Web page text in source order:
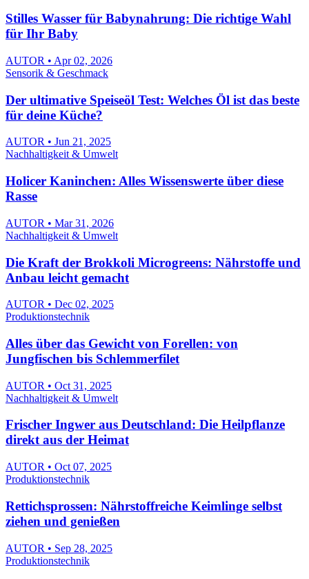
Stilles Wasser für Babynahrung: Die richtige Wahl
für Ihr Baby
AUTOR • Apr 02, 2026
Sensorik & Geschmack
Der ultimative Speiseöl Test: Welches Öl ist das beste
für deine Küche?
AUTOR • Jun 21, 2025
Nachhaltigkeit & Umwelt
Holicer Kaninchen: Alles Wissenswerte über diese
Rasse
AUTOR • Mar 31, 2026
Nachhaltigkeit & Umwelt
Die Kraft der Brokkoli Microgreens: Nährstoffe und
Anbau leicht gemacht
AUTOR • Dec 02, 2025
Produktionstechnik
Alles über das Gewicht von Forellen: von
Jungfischen bis Schlemmerfilet
AUTOR • Oct 31, 2025
Nachhaltigkeit & Umwelt
Frischer Ingwer aus Deutschland: Die Heilpflanze
direkt aus der Heimat
AUTOR • Oct 07, 2025
Produktionstechnik
Rettichsprossen: Nährstoffreiche Keimlinge selbst
ziehen und genießen
AUTOR • Sep 28, 2025
Produktionstechnik